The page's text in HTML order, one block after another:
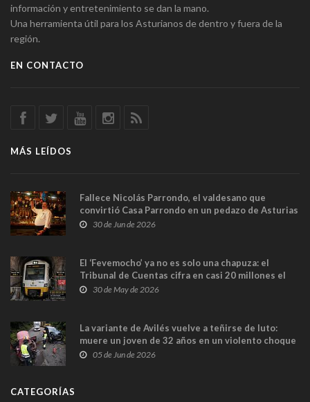
información y entretenimiento se dan la mano.
Una herramienta útil para los Asturianos de dentro y fuera de la
región.
EN CONTACTO
MÁS LEÍDOS
Fallece Nicolás Parrondo, el valdesano que
convirtió Casa Parrondo en un pedazo de Asturias
en Madrid
30 de Jun de 2026
El ‘Fevemocho’ ya no es solo una chapuza: el
Tribunal de Cuentas cifra en casi 20 millones el
sobrecoste de los trenes que no cabían por los
30 de May de 2026
La variante de Avilés vuelve a teñirse de luto:
muere un joven de 32 años en un violento choque
frontal
05 de Jun de 2026
CATEGORÍAS